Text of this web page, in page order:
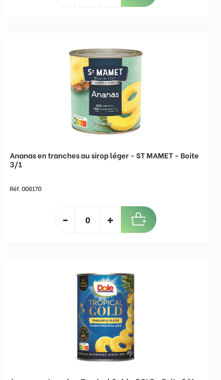
Ananas en tranches au sirop léger - ST MAMET - Boite
3/1
Réf. 008170